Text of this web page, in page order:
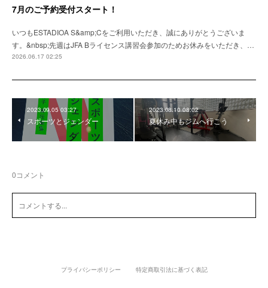
7月のご予約受付スタート！
いつもESTADIOA S&amp;Cをご利用いただき、誠にありがとうございま
す。&nbsp;先週はJFA Bライセンス講習会参加のためお休みをいただき、…
2026.06.17 02:25
2023.09.05 03:27
スポーツとジェンダー
2023.08.10 08:02
夏休み中もジムへ行こう
0コメント
プライバシーポリシー 特定商取引法に基づく表記